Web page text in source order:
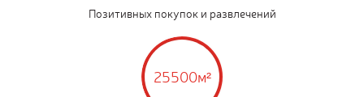
Позитивных покупок и развлечений
25500м²